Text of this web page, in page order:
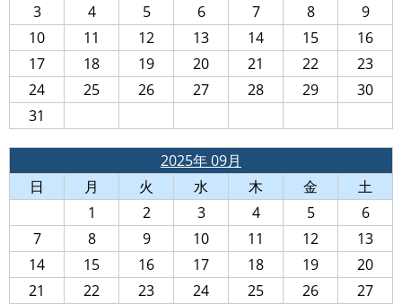
3
4 5 6 7 8
9
10
11 12 13 14 15
16
17
18 19 20 21 22
23
24
25 26 27 28 29
30
31
2025年 09月
日
月 火 水 木 金
土
1
2 3 4 5
6
7
8 9 10 11 12
13
14
15 16 17 18 19
20
21
22 23 24 25 26
27